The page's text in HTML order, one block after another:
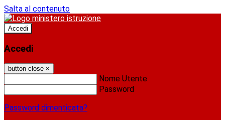
Salta al contenuto
Accedi
Accedi
button close ×
Nome Utente
Password
Password dimenticata?